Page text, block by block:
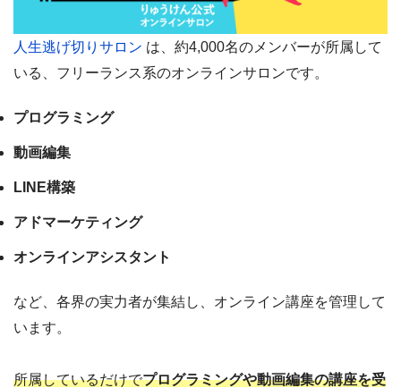
人生逃げ切りサロン は、約4,000名のメンバーが所属して
いる、フリーランス系のオンラインサロンです。
プログラミング
動画編集
LINE構築
アドマーケティング
オンラインアシスタント
など、各界の実力者が集結し、オンライン講座を管理して
います。
所属しているだけでプログラミングや動画編集の講座を受